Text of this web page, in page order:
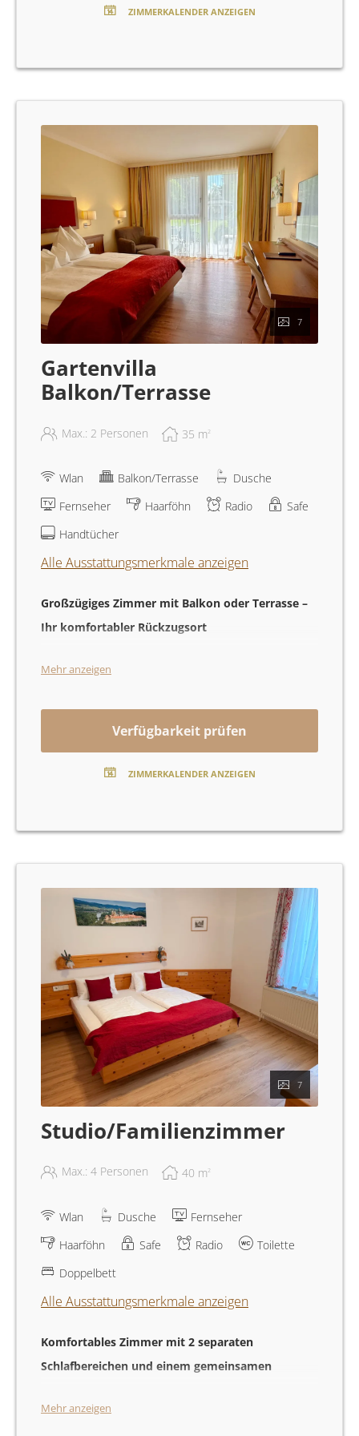
Safe und ein Badezimmer mit Dusche, Haartrockner
ZIMMERKALENDER ANZEIGEN
7
Gartenvilla
Balkon/Terrasse
Max.: 2 Personen 35 m2
Wlan Balkon/Terrasse
Dusche
Fernseher
Haarföhn Radio
Safe
Handtücher
Alle Ausstattungsmerkmale anzeigen
Großzügiges Zimmer mit Balkon oder Terrasse –
Ihr komfortabler Rückzugsort
einem komfortablen Doppelbett entspannte Stunden.
eine Terrasse, wo Sie die frische Luft genießen können.
Zur Ausstattung gehören außerdem kostenfreies
WLAN, ein Fernseher, ein Safe, ein Radio und ein
Mehr anzeigen
Verfügbarkeit prüfen
ZIMMERKALENDER ANZEIGEN
7
Studio/Familienzimmer
Max.: 4 Personen 40 m2
Wlan Dusche
Fernseher
Haarföhn
Safe Radio
Toilette
Doppelbett
Alle Ausstattungsmerkmale anzeigen
Komfortables Zimmer mit 2 separaten
Schlafbereichen und einem gemeinsamen
bietet dieses 40 m² große Zimmer Flexibilität und
Mehr anzeigen